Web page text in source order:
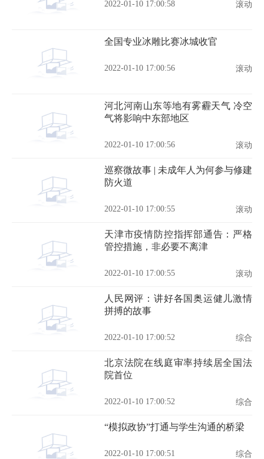
2022-01-10 17:00:58 滚动
全国专业冰雕比赛冰城收官
2022-01-10 17:00:56 滚动
河北河南山东等地有雾霾天气 冷空
气将影响中东部地区
2022-01-10 17:00:56 滚动
巡察微故事 | 未成年人为何参与修建
防火道
2022-01-10 17:00:55 滚动
天津市疫情防控指挥部通告：严格
管控措施，非必要不离津
2022-01-10 17:00:55 滚动
人民网评：讲好各国奥运健儿激情
拼搏的故事
2022-01-10 17:00:52 综合
北京法院在线庭审率持续居全国法
院首位
2022-01-10 17:00:52 综合
“模拟政协”打通与学生沟通的桥梁
2022-01-10 17:00:51 综合